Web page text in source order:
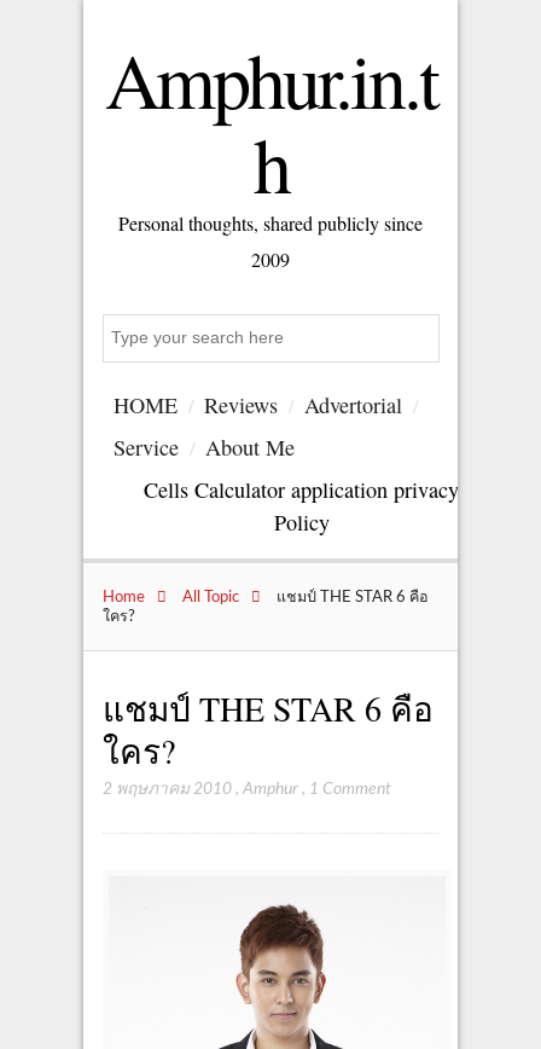
Amphur.in.t
h
Personal thoughts, shared publicly since
2009
HOME Reviews
Advertorial
Service
About Me
Cells Calculator application privacy
Policy
Home All Topic
แชมป์ THE STAR 6 คือ
ใคร?
แชมป์ THE STAR 6 คือ
ใคร?
2 พฤษภาคม 2010, Amphur, 1 Comment